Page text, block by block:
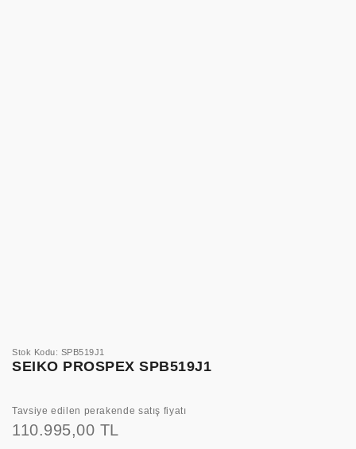
Stok Kodu: SPB519J1
SEIKO PROSPEX SPB519J1
Tavsiye edilen perakende satış fiyatı
110.995,00 TL